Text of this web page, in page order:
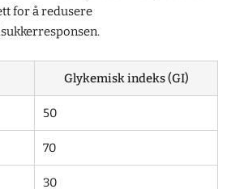
for å redusere
Glykemisk indeks (GI)
50
70
30